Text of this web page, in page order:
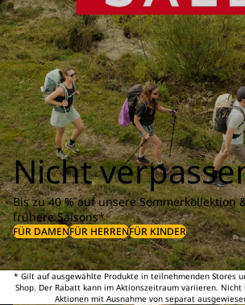
Nicht
Bis zu 40 % auf unsere Sommerkollektion
frühere Saisons*
FÜR DAMENFÜR HERRENFÜR KINDER
* Gilt auf ausgewählte Produkte in teilnehmenden Stores
Shop. Der Rabatt kann im Aktionszeitraum variieren.
Aktionen mit Ausnahme von separat